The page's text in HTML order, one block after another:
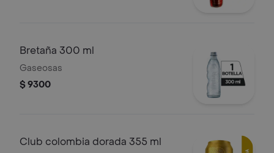
Bretaña 300 ml
Gaseosas
$ 9300
Club colombia dorada 355 ml